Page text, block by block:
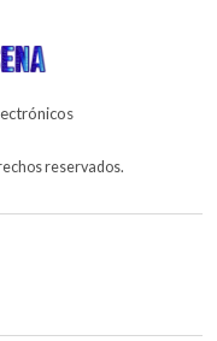
reservados.